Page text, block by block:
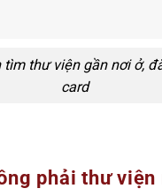
thư viện gần nơi ở,
card
phải thư viện